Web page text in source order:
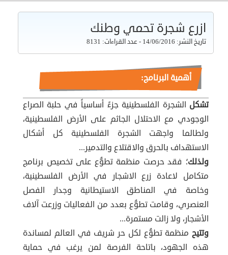
ازرع شجرة تحمي وطنك
تاريخ النشر: 14/06/2016 - عدد القراءات: 8131
أهمية البرنامج:
تشكل الشجرة الفلسطينية جزءً أساسياً في حلبة الصراع
الوجودي مع الاحتلال الجاثم على الأرض الفلسطينية،
ولطالما واجهت الشجرة الفلسطينية كل أشكال
الاستهداف بالحرق والاقتلاع والتدمير...
ولذلك؛ فقد حرصت منظمة تطوُّع على تخصيص برنامج
متكامل لاعادة زرع الاشجار في الأرض الفلسطينية،
وخاصة في المناطق الاستيطانية وجدار الفصل
العنصري، وقامت تطوُّع بعدد من الفعاليات وزرعت آلاف
الأشجار، ولا زالت مستمرة...
وتتيح منظمة تطوُّع لكل حر شريف في العالم لمساندة
هذه الجهود، باتاحة الفرصة لمن يرغب في حماية